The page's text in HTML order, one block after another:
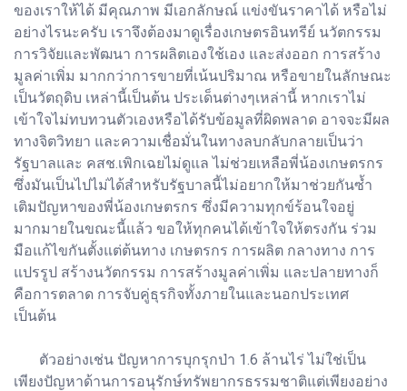
ของเราให้ได้ มีคุณภาพ มีเอกลักษณ์ แข่งขันราคาได้ หรือไม่
อย่างไรนะครับ เราจึงต้องมาดูเรื่องเกษตรอินทรีย์ นวัตกรรม
การวิจัยและพัฒนา การผลิตเองใช้เอง และส่งออก การสร้าง
มูลค่าเพิ่ม มากกว่าการขายที่เน้นปริมาณ หรือขายในลักษณะ
เป็นวัตถุดิบ เหล่านี้เป็นต้น ประเด็นต่างๆเหล่านี้ หากเราไม่
เข้าใจไม่ทบทวนตัวเองหรือได้รับข้อมูลที่ผิดพลาด อาจจะมีผล
ทางจิตวิทยา และความเชื่อมั่นในทางลบกลับกลายเป็นว่า
รัฐบาลและ คสช.เพิกเฉยไม่ดูแล ไม่ช่วยเหลือพี่น้องเกษตรกร
ซึ่งมันเป็นไปไม่ได้สำหรับรัฐบาลนี้ไม่อยากให้มาช่วยกันซ้ำ
เติมปัญหาของพี่น้องเกษตรกร ซึ่งมีความทุกข์ร้อนใจอยู่
มากมายในขณะนี้แล้ว ขอให้ทุกคนได้เข้าใจให้ตรงกัน ร่วม
มือแก้ไขกันตั้งแต่ต้นทาง เกษตรกร การผลิต กลางทาง การ
แปรรูป สร้างนวัตกรรม การสร้างมูลค่าเพิ่ม และปลายทางก็
คือการตลาด การจับคู่ธุรกิจทั้งภายในและนอกประเทศ
เป็นต้น
ตัวอย่างเช่น ปัญหาการบุกรุกป่า 1.6 ล้านไร่ ไม่ใช่เป็น
เพียงปัญหาด้านการอนุรักษ์ทรัพยากรธรรมชาติแต่เพียงอย่าง